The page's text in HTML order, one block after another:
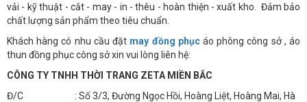
vải - kỹ thuật - cắt - may - in - thêu - hoàn thiện - xuất kho. Đảm bảo
chất lượng sản phẩm theo tiêu chuẩn.
Khách hàng có nhu cầu đặt may đồng phụcáo phông công sở , áo
thun đồng phục công sở xin vui lòng liên hệ:
CÔNG TY TNHH THỜI TRANG ZETA MIỀN BẮC
Đ/C : Số 3/3, Đường Ngọc Hồi, Hoàng Liệt, Hoàng Mai, Hà